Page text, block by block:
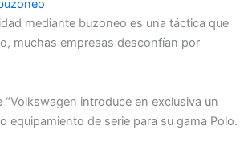
mediante buzoneo es una táctica que
muchas empresas desconfían por
“Volkswagen introduce en exclusiva un
equipamiento de serie para su gama Polo.